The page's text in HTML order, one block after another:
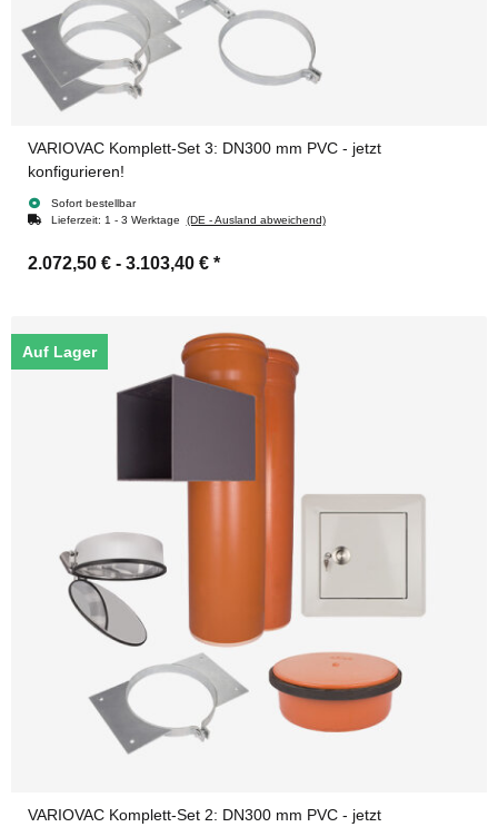
VARIOVAC Komplett-Set 3: DN300 mm PVC - jetzt
konfigurieren!
Sofort bestellbar
Lieferzeit: 1 - 3 Werktage (DE - Ausland abweichend)
2.072,50 € - 3.103,40 € *
Auf Lager
VARIOVAC Komplett-Set 2: DN300 mm PVC - jetzt